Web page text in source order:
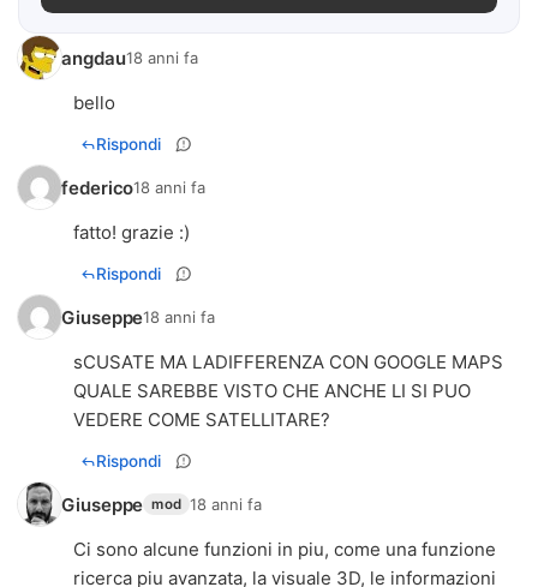
angdau18 anni fa
bello
Rispondi
federico18 anni fa
fatto! grazie :)
Rispondi
Giuseppe18 anni fa
sCUSATE MA LADIFFERENZA CON GOOGLE MAPS
QUALE SAREBBE VISTO CHE ANCHE LI SI PUO
VEDERE COME SATELLITARE?
Rispondi
Giuseppe mod 18 anni fa
Ci sono alcune funzioni in piu, come una funzione
ricerca piu avanzata, la visuale 3D, le informazioni